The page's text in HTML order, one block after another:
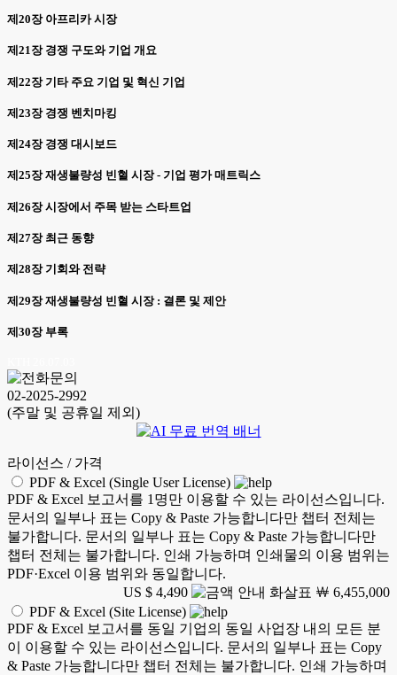
제20장 아프리카 시장
제21장 경쟁 구도와 기업 개요
제22장 기타 주요 기업 및 혁신 기업
제23장 경쟁 벤치마킹
제24장 경쟁 대시보드
제25장 재생불량성 빈혈 시장 - 기업 평가 매트릭스
제26장 시장에서 주목 받는 스타트업
제27장 최근 동향
제28장 기회와 전략
제29장 재생불량성 빈혈 시장 : 결론 및 제안
제30장 부록
02-2025-2992
(주말 및 공휴일 제외)
라이선스 / 가격
PDF & Excel (Single User License)
PDF & Excel 보고서를 1명만 이용할 수 있는 라이선스입니다.
문서의 일부나 표는 Copy & Paste 가능합니다만 챕터 전체는
불가합니다. 문서의 일부나 표는 Copy & Paste 가능합니다만
챕터 전체는 불가합니다. 인쇄 가능하며 인쇄물의 이용 범위는
PDF·Excel 이용 범위와 동일합니다.
US $ 4,490
￦ 6,455,000
PDF & Excel (Site License)
PDF & Excel 보고서를 동일 기업의 동일 사업장 내의 모든 분
이 이용할 수 있는 라이선스입니다. 문서의 일부나 표는 Copy
& Paste 가능합니다만 챕터 전체는 불가합니다. 인쇄 가능하며